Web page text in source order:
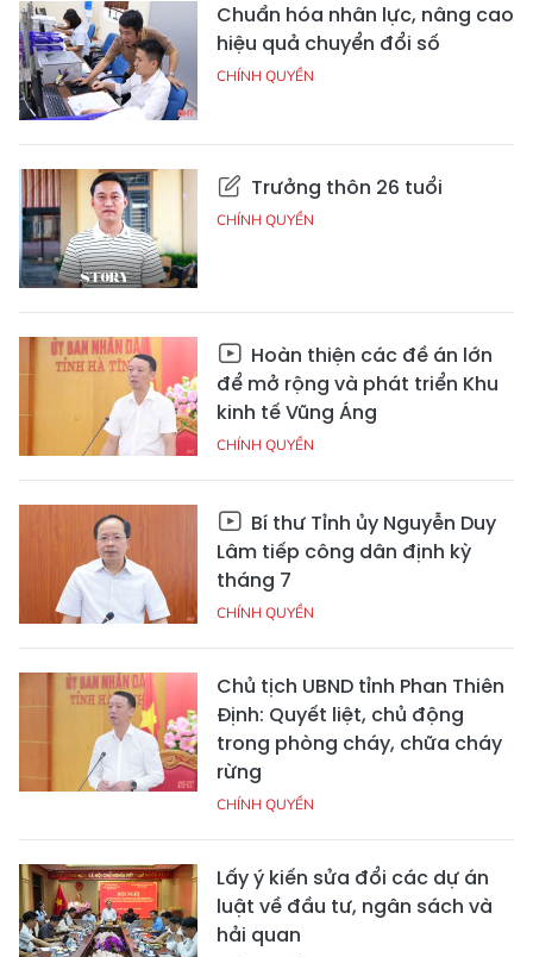
Chuẩn hóa nhân lực, nâng cao
hiệu quả chuyển đổi số
CHÍNH QUYỀN
Trưởng thôn 26 tuổi
CHÍNH QUYỀN
Hoàn thiện các đề án lớn
để mở rộng và phát triển Khu
kinh tế Vũng Áng
CHÍNH QUYỀN
Bí thư Tỉnh ủy Nguyễn Duy
Lâm tiếp công dân định kỳ
tháng 7
CHÍNH QUYỀN
Chủ tịch UBND tỉnh Phan Thiên
Định: Quyết liệt, chủ động
trong phòng cháy, chữa cháy
rừng
CHÍNH QUYỀN
Lấy ý kiến sửa đổi các dự án
luật về đầu tư, ngân sách và
hải quan